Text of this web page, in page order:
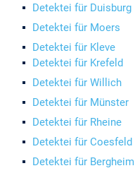
Detektei für Duisburg
Detektei für Moers
Detektei für Kleve
Detektei für Krefeld
Detektei für Willich
Detektei für Münster
Detektei für Rheine
Detektei für Coesfeld
Detektei für Bergheim